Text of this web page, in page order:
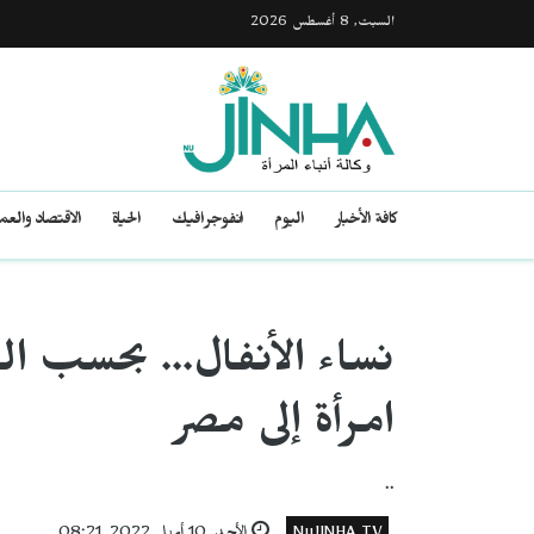
السبت, 8 أغسطس 2026
كافة الأخبار اليوم انفوجرافيك الحياة الاقتصاد
نساء الأنفال... بحسب
امرأة إلى مصر
..